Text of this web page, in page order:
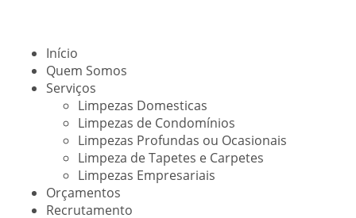
Início
Quem Somos
Serviços
Limpezas Domesticas
Limpezas de Condomínios
Limpezas Profundas ou Ocasionais
Limpeza de Tapetes e Carpetes
Limpezas Empresariais
Orçamentos
Recrutamento